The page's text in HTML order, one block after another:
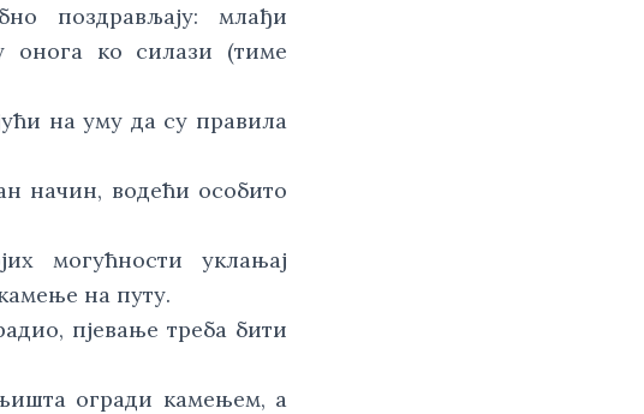
поздрављају: млађи
онога ко силази (тиме
на уму да су правила
начин, водећи особито
могућности уклањај
на путу.
пјевање треба бити
огради камењем, а